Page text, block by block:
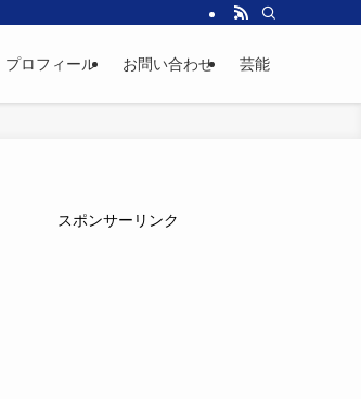
プロフィール お問い合わせ 芸能
スポンサーリンク